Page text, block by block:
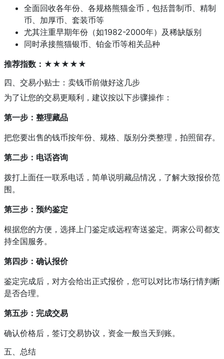
全面回收各年份、各规格熊猫金币，包括普制币、精制
币、加厚币、套装币等
尤其注重早期年份（如1982-2000年）及稀缺版别
同时承接熊猫银币、铂金币等相关品种
推荐指数：★★★★★
四、交易小贴士：卖钱币前做好这几步
为了让您的交易更顺利，建议按以下步骤操作：
第一步：整理藏品
把您要出售的钱币按年份、规格、版别分类整理，拍照留存。
第二步：电话咨询
拨打上面任一联系电话，简单说明藏品情况，了解大致报价范
围。
第三步：预约鉴定
根据您的方便，选择上门鉴定或远程寄送鉴定。两家公司都支
持全国服务。
第四步：确认报价
鉴定完成后，对方会给出正式报价，您可以对比市场行情判断
是否合理。
第五步：完成交易
确认价格后，签订交易协议，资金一般当天到账。
五、总结